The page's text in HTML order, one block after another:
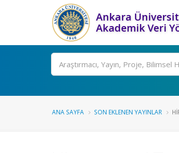
Ankara
Akademik Veri
Ara
ANA SAYFA SON EKLENEN YAYINLAR